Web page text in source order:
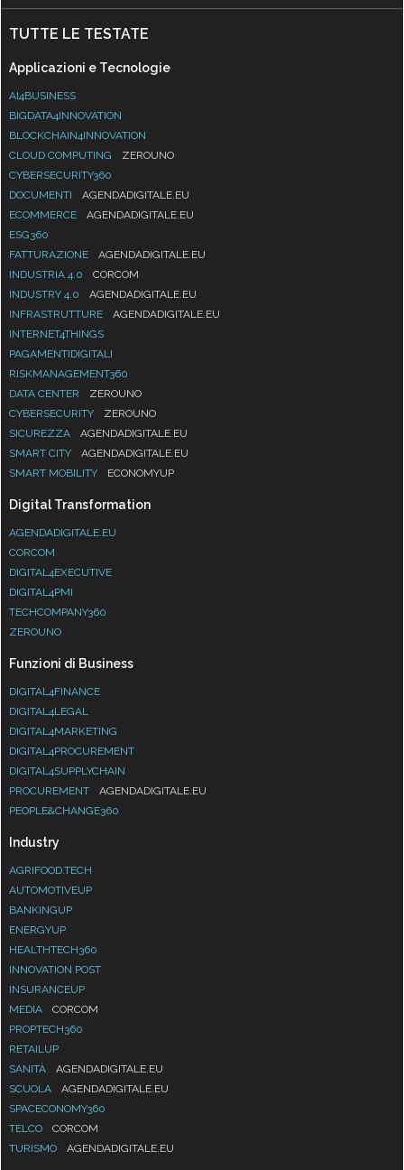
TUTTE LE TESTATE
Applicazioni e Tecnologie
AI4BUSINESS
BIGDATA4INNOVATION
BLOCKCHAIN4INNOVATION
CLOUD COMPUTING
ZEROUNO
CYBERSECURITY360
DOCUMENTI
AGENDADIGITALE.EU
ECOMMERCE
AGENDADIGITALE.EU
ESG360
FATTURAZIONE
AGENDADIGITALE.EU
INDUSTRIA 4.0
CORCOM
INDUSTRY 4.0
AGENDADIGITALE.EU
INFRASTRUTTURE
AGENDADIGITALE.EU
INTERNET4THINGS
PAGAMENTIDIGITALI
RISKMANAGEMENT360
DATA CENTER
ZEROUNO
CYBERSECURITY
ZEROUNO
SICUREZZA
AGENDADIGITALE.EU
SMART CITY
AGENDADIGITALE.EU
SMART MOBILITY
ECONOMYUP
Digital Transformation
AGENDADIGITALE.EU
CORCOM
DIGITAL4EXECUTIVE
DIGITAL4PMI
TECHCOMPANY360
ZEROUNO
Funzioni di Business
DIGITAL4FINANCE
DIGITAL4LEGAL
DIGITAL4MARKETING
DIGITAL4PROCUREMENT
DIGITAL4SUPPLYCHAIN
PROCUREMENT
AGENDADIGITALE.EU
PEOPLE&CHANGE360
Industry
AGRIFOOD.TECH
AUTOMOTIVEUP
BANKINGUP
ENERGYUP
HEALTHTECH360
INNOVATION POST
INSURANCEUP
MEDIA
CORCOM
PROPTECH360
RETAILUP
SANITÀ
AGENDADIGITALE.EU
SCUOLA
AGENDADIGITALE.EU
SPACECONOMY360
TELCO
CORCOM
TURISMO
AGENDADIGITALE.EU